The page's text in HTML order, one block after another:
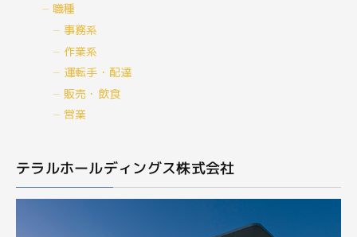
職種
事務系
作業系
運転手・配達
販売・飲食
営業
テラルホールディングス株式会社